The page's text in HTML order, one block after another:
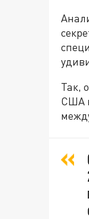
Так,
США